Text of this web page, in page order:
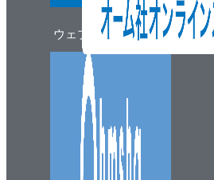
6.8 ストーカの種類
6.9 焼却炉本体の構造
6.10 耐火物の種類と選定
6.11 燃焼用空気系統
6.12 排ガス系統
6.14 アドバンスド型ストーカ
6.15 自動燃焼制御（ACC）
ウェブマガジン